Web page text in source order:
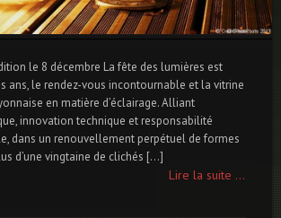
le 8 décembre La fête des lumières est
ans, le rendez-vous incontournable et la vitrine
en matière d’éclairage. Alliant
innovation technique et responsabilité
dans un renouvellement perpétuel de formes
d’une vingtaine de clichés […]
Lire la suite ...